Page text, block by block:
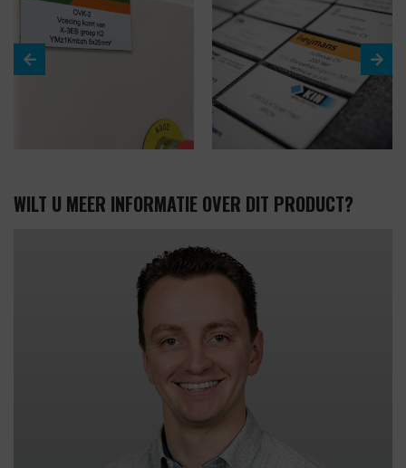
WILT U MEER INFORMATIE OVER DIT PRODUCT?